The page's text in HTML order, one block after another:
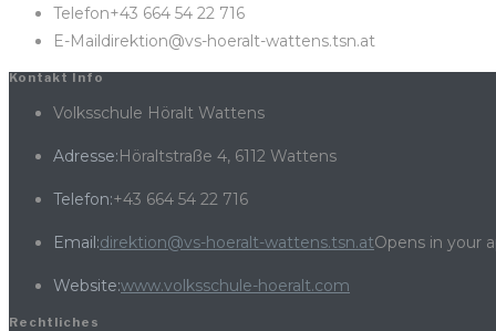
Telefon+43 664 54 22 716
E-Maildirektion@vs-hoeralt-wattens.tsn.at
Kontakt Info
Volksschule Höralt Wattens
Adresse:Höraltstraße 4, 6112 Wattens
Telefon:+43 664 54 22 716
Email:direktion@vs-hoeralt-wattens.tsn.atOpens in your
Website:www.volksschule-hoeralt.com
Rechtliches